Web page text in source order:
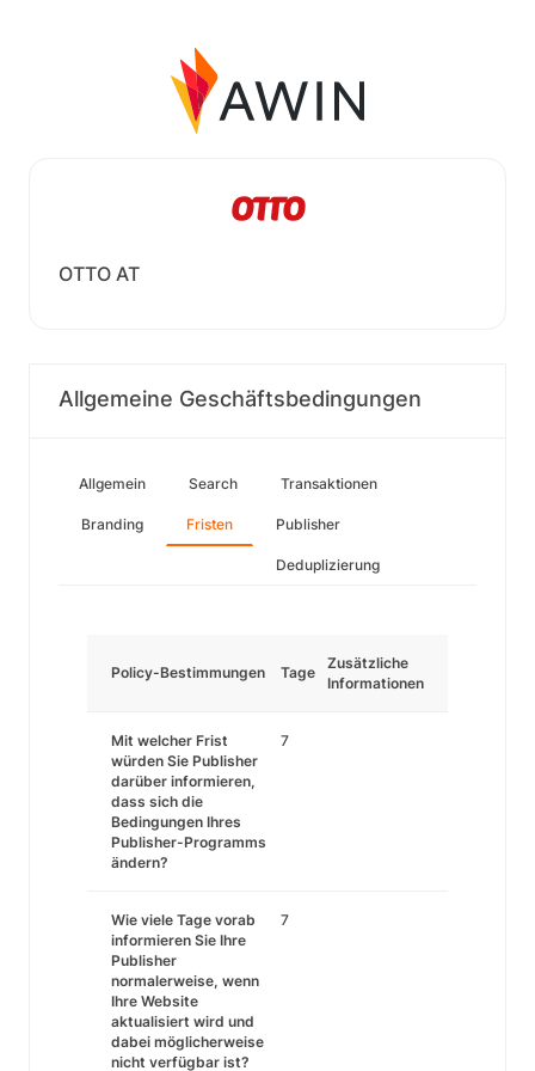
OTTO AT
Allgemeine Geschäftsbedingungen
Allgemein Search Transaktionen
Branding Fristen Publisher
Deduplizierung
Policy-Bestimmungen Tage
Zusätzliche
Informationen
Mit welcher Frist
würden Sie Publisher
darüber informieren,
dass sich die
Bedingungen Ihres
Publisher-Programms
ändern?
7
Wie viele Tage vorab
informieren Sie Ihre
Publisher
normalerweise, wenn
Ihre Website
aktualisiert wird und
dabei möglicherweise
nicht verfügbar ist?
7